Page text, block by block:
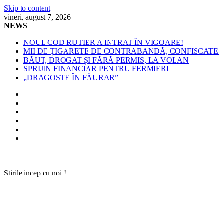
Skip to content
vineri, august 7, 2026
NEWS
NOUL COD RUTIER A INTRAT ÎN VIGOARE!
MII DE ȚIGARETE DE CONTRABANDĂ,
BĂUT, DROGAT ȘI FĂRĂ PERMIS, LA VOLAN
SPRIJIN FINANCIAR PENTRU FERMIERI
„DRAGOSTE ÎN FĂURAR”
Stirile incep cu noi !